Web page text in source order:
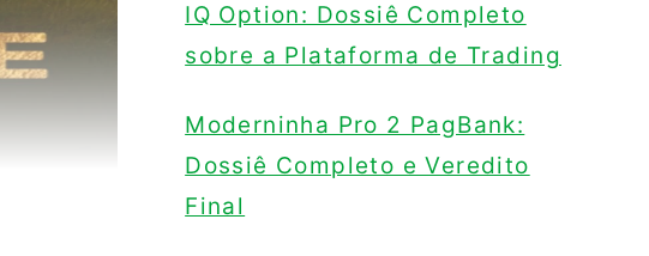
IQ Option: Dossiê Completo
sobre a Plataforma de Trading
Moderninha Pro 2 PagBank:
Dossiê Completo e Veredito
Final